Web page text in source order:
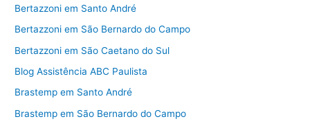
Bertazzoni em Santo André
Bertazzoni em São Bernardo do Campo
Bertazzoni em São Caetano do Sul
Blog Assistência ABC Paulista
Brastemp em Santo André
Brastemp em São Bernardo do Campo